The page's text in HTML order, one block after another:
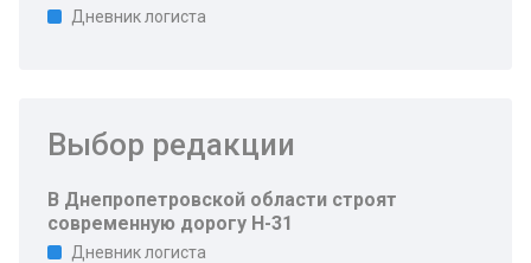
Дневник логиста
Выбор редакции
В Днепропетровской области строят
современную дорогу Н-31
Дневник логиста